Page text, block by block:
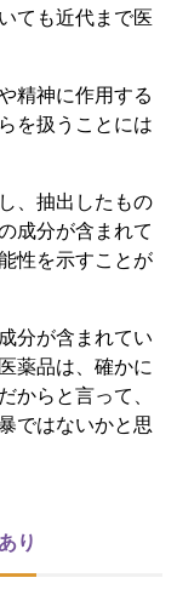
ても近代まで医
精神に作用する
を扱うことには
、抽出したもの
成分が含まれて
性を示すことが
分が含まれてい
薬品は、確かに
からと言って、
ではないかと思
り